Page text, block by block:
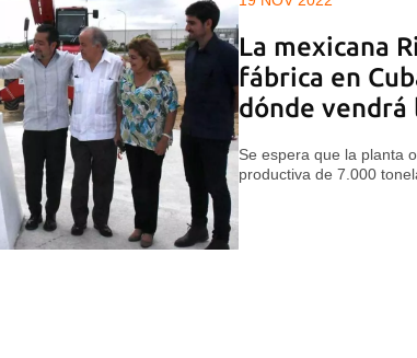
La mexicana
fábrica en
dónde vendrá
Se espera que la planta
productiva de 7.000